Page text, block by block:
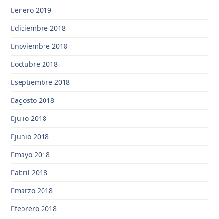
enero 2019
diciembre 2018
noviembre 2018
octubre 2018
septiembre 2018
agosto 2018
julio 2018
junio 2018
mayo 2018
abril 2018
marzo 2018
febrero 2018